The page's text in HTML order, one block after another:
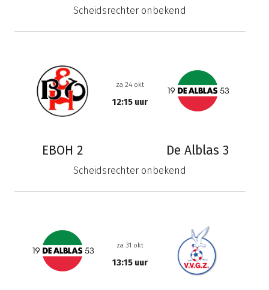
Scheidsrechter onbekend
EBOH 2
za 24 okt
12:15 uur
De Alblas 3
Scheidsrechter onbekend
za 31 okt
13:15 uur